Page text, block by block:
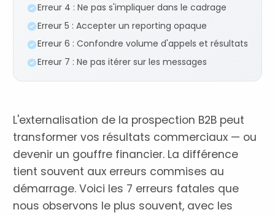
Erreur 4 : Ne pas s'impliquer dans le cadrage
Erreur 5 : Accepter un reporting opaque
Erreur 6 : Confondre volume d'appels et résultats
Erreur 7 : Ne pas itérer sur les messages
L'externalisation de la prospection B2B peut
transformer vos résultats commerciaux — ou
devenir un gouffre financier. La différence
tient souvent aux erreurs commises au
démarrage. Voici les 7 erreurs fatales que
nous observons le plus souvent, avec les